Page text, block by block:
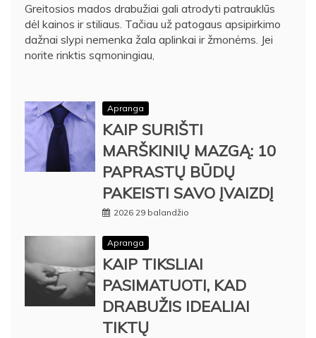
Greitosios mados drabužiai gali atrodyti patrauklūs
dėl kainos ir stiliaus. Tačiau už patogaus apsipirkimo
dažnai slypi nemenka žala aplinkai ir žmonėms. Jei
norite rinktis sąmoningiau,
Apranga
KAIP SURIŠTI
MARŠKINIŲ MAZGĄ: 10
PAPRASTŲ BŪDŲ
PAKEISTI SAVO ĮVAIZDĮ
2026 29 balandžio
Apranga
KAIP TIKSLIAI
PASIMATUOTI, KAD
DRABUŽIS IDEALIAI
TIKTŲ